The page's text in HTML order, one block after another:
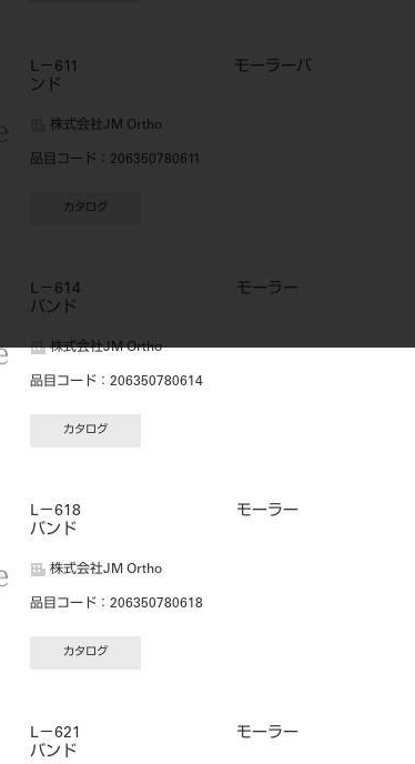
L－611 モーラーバ
ンド
株式会社JM Ortho
品目コード ：206350780611
カタログ
L－614 モーラー
バンド
株式会社JM Ortho
品目コード ：206350780614
カタログ
L－618 モーラー
バンド
株式会社JM Ortho
品目コード ：206350780618
カタログ
L－621 モーラー
バンド